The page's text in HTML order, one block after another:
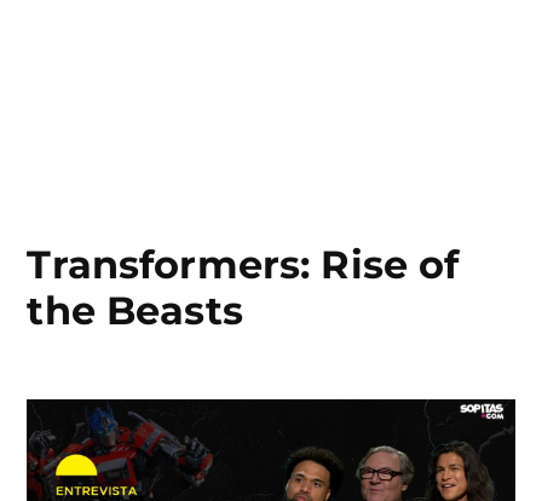
Skip
content
Transformers: Rise of
the Beasts